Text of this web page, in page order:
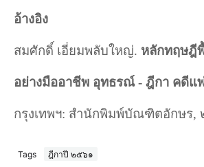
อ้างอิง
สมศักดิ์ เอี่ยมพลับใหญ่. หลักทฤษฎี
อย่างมืออาชีพ อุทธรณ์ - ฎีกา คดีแ
กรุงเทพฯ: สำนักพิมพ์บัณฑิตอักษร,
Tags ฎีกาปี ๒๕๖๑